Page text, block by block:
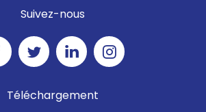
Suivez-nous
Téléchargement